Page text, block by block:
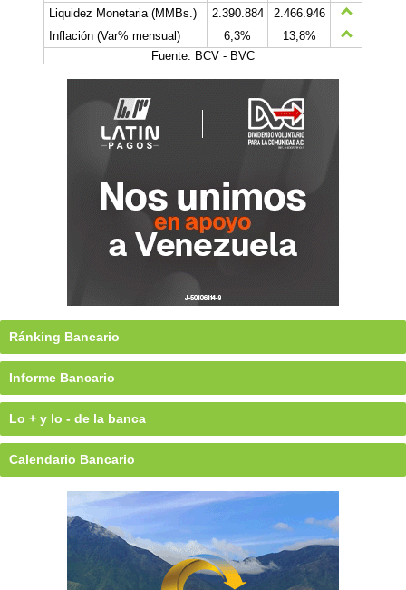
Liquidez Monetaria (MMBs.)
2.390.884
2.466.946
Inflación (Var% mensual)
6,3%
13,8%
Fuente: BCV - BVC
Ránking Bancario
Informe Bancario
Lo + y lo - de la banca
Calendario Bancario